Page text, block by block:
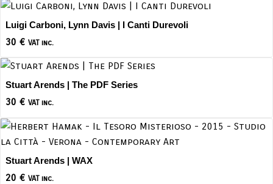
Luigi Carboni, Lynn Davis | I Canti Durevoli
30 € VAT inc.
Stuart Arends | The PDF Series
30 € VAT inc.
Stuart Arends | WAX
20 € VAT inc.